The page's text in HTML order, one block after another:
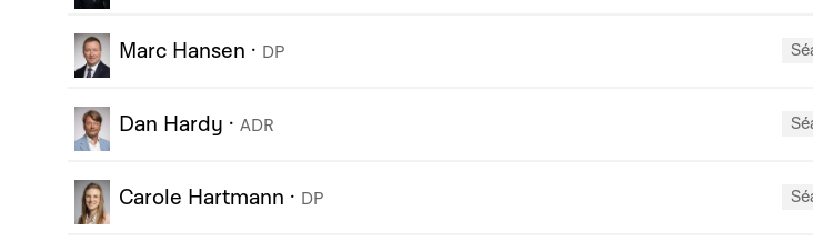
Marc Hansen · DP
Dan Hardy · ADR
Carole Hartmann · DP